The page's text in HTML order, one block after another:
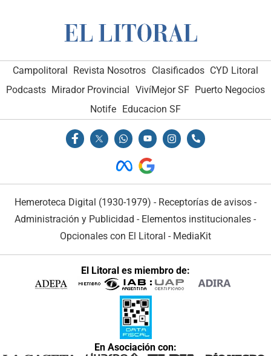
Campolitoral Revista Nosotros Clasificados CYD Litoral
Podcasts Mirador Provincial VivíMejor SF Puerto Negocios
Notife
Educacion SF
Hemeroteca Digital (1930-1979) - Receptorías de avisos -
Administración y Publicidad - Elementos institucionales -
Opcionales con El Litoral - MediaKit
El Litoral es miembro de:
En Asociación con: